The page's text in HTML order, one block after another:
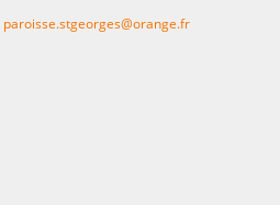
paroisse.stgeorges@orange.fr